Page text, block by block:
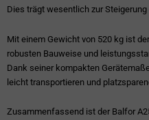
Dies trägt wesentlich zur
Mit einem Gewicht von 520 kg ist
robusten Bauweise und
Dank seiner kompakten
leicht transportieren und
Zusammenfassend ist der Balfor